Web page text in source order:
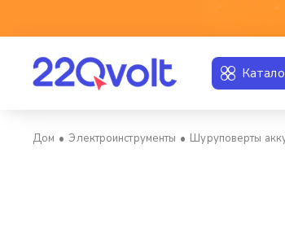
Электроинструменты Шуруповерты